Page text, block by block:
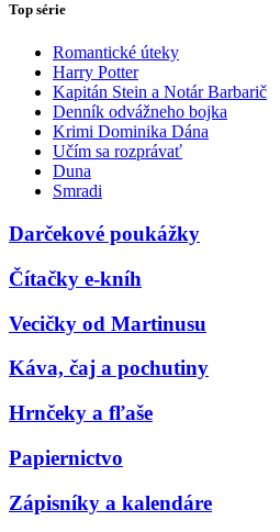
Top série
Romantické úteky
Harry Potter
Kapitán Stein a Notár Barbarič
Denník odvážneho bojka
Krimi Dominika Dána
Učím sa rozprávať
Duna
Smradi
Darčekové poukážky
Čítačky e-kníh
Vecičky od Martinusu
Káva, čaj a pochutiny
Hrnčeky a fľaše
Papiernictvo
Zápisníky a kalendáre